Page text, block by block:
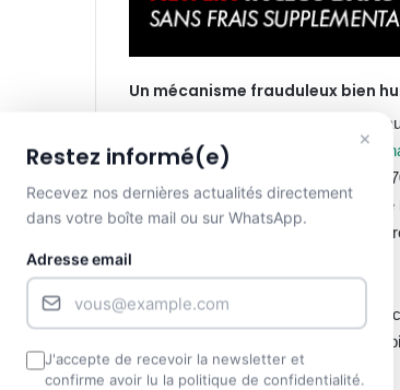
Un mécanisme frauduleux bien
Les enquêteurs ont rapidement mis
de ladirection centrale des affaires
dépassement vertigineux de plus
reposait sur la création astucieuse
des paiements, par virements
sein même de la direction financière.
Selon le Procureur de la République,
progressivement ancrée dans les
bureaucratique invisible.
×
Restez informé(e)
Recevez nos dernières actualités directement
dans votre boîte mail ou sur WhatsApp.
Adresse email
J'accepte de recevoir la newsletter et
confirme avoir lu la politique de confidentialité.